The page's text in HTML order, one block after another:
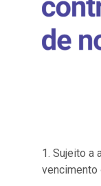
1. Sujeito a
vencimento